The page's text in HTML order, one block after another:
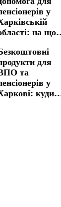
на 7 у
на що
для
та
у
куди